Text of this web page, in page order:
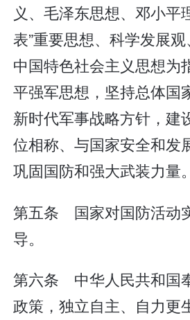
义、毛泽东思想、邓小平
表”重要思想、科学发展
中国特色社会主义思想为
平强军思想，坚持总体国
新时代军事战略方针，建
位相称、与国家安全和发
巩固国防和强大武装力量。
第五条 国家对国防活动
导。
第六条 中华人民共和国
政策，独立自主、自力更